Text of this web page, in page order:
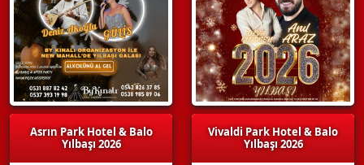
Asrın Park Hotel & Balo
Yılbaşı 2026
Vivaldi Park Hotel & Balo
Yılbaşı 2026